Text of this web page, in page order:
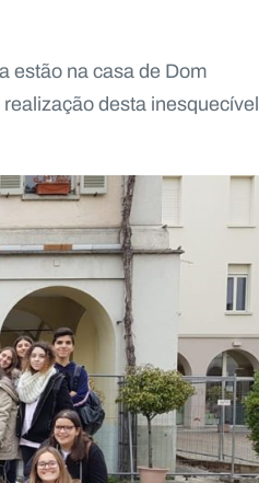
estão na casa de Dom
desta inesquecível